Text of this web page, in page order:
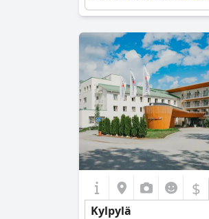
$
Kylpylä